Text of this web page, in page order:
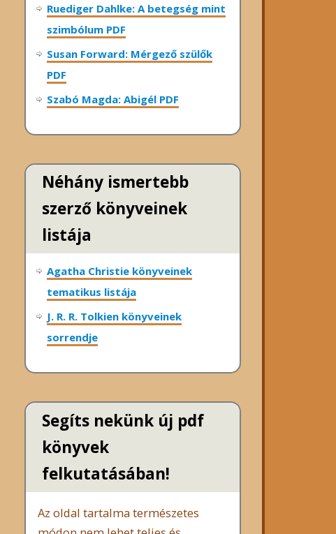
Ruediger Dahlke: A betegség mint
szimbólum PDF
Susan Forward: Mérgező szülők
PDF
Szabó Magda: Abigél PDF
Néhány ismertebb
szerző könyveinek
listája
Agatha Christie könyveinek
tematikus listája
J. R. R. Tolkien könyveinek
sorrendje
Segíts nekünk új pdf
könyvek
felkutatásában!
Az oldal tartalma természetes